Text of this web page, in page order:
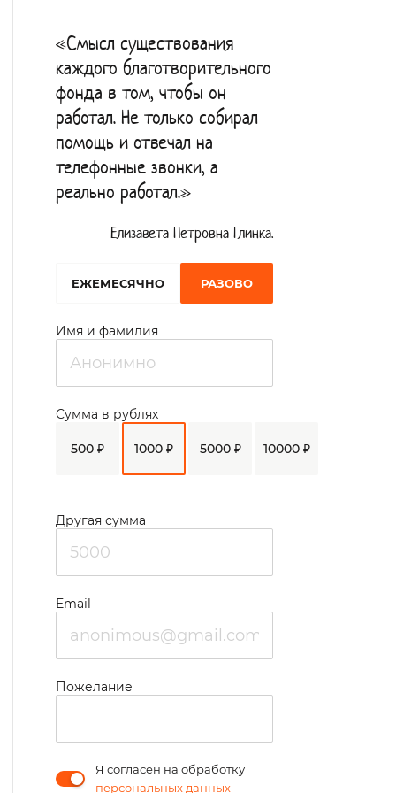
«Смысл существования
каждого благотворительного
фонда в том, чтобы он
работал. Не только собирал
помощь и отвечал на
телефонные звонки, а
реально работал.»
Елизавета Петровна Глинка.
EЖЕМЕСЯЧНО РАЗОВО
Имя и фамилия
500 ₽ 1000 ₽ 5000 ₽ 10000 ₽
Сумма в рублях
Другая сумма
Email
Пожелание
Я согласен на обработку
персональных данных